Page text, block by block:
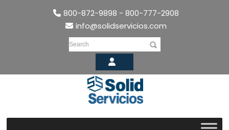
800-872-9898 - 800-777-2908
info@solidservicios.com
Search